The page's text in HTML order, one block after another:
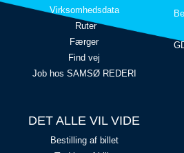
Virksomhedsdata
Ruter
Færger
Find vej
Job hos SAMSØ REDERI
DET ALLE VIL VIDE
Bestilling af billet